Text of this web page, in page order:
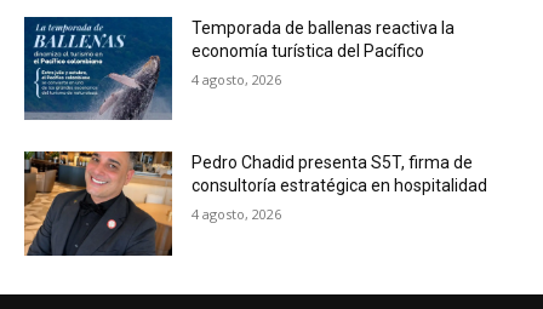
Temporada de ballenas reactiva la
economía turística del Pacífico
4 agosto, 2026
Pedro Chadid presenta S5T, firma de
consultoría estratégica en hospitalidad
4 agosto, 2026